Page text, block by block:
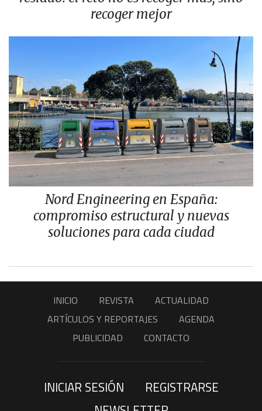
recoger mejor
Nord Engineering en España:
compromiso estructural y nuevas
soluciones para cada ciudad
INICIO REVISTA
ACTUALIDAD
ARTÍCULOS Y REPORTAJES
AGENDA
PUBLICIDAD
CONTACTO
INICIAR SESIÓN
REGISTRARSE